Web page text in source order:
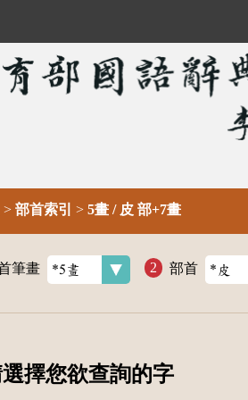
> 部首索引 > 5畫 / 皮 部+7畫
筆畫 部首
擇您欲查詢的字